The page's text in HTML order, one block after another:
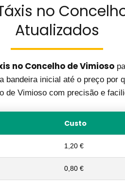
no
Atualizados
no Concelho de Vimioso
bandeira inicial até o preço por
de Vimioso com precisão e
Custo
1,20 €
0,80 €